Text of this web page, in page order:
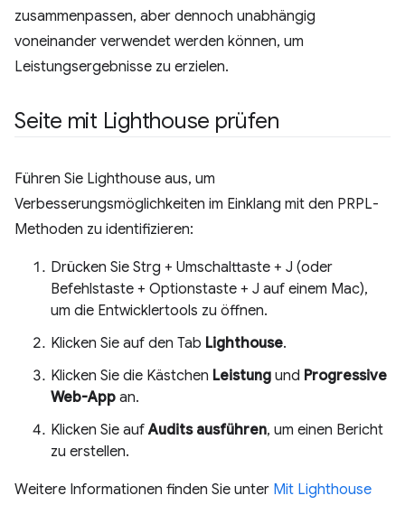
zusammenpassen, aber dennoch unabhängig
voneinander verwendet werden können, um
Leistungsergebnisse zu erzielen.
Seite mit Lighthouse prüfen
Führen Sie Lighthouse aus, um
Verbesserungsmöglichkeiten im Einklang mit den PRPL-
Methoden zu identifizieren:
Drücken Sie Strg + Umschalttaste + J (oder
Befehlstaste + Optionstaste + J auf einem Mac),
um die Entwicklertools zu öffnen.
Klicken Sie auf den Tab Lighthouse.
Klicken Sie die Kästchen Leistung und Progressive
Web-App an.
Klicken Sie aufAudits ausführen, um einen Bericht
zu erstellen.
Weitere Informationen finden Sie unter Mit Lighthouse